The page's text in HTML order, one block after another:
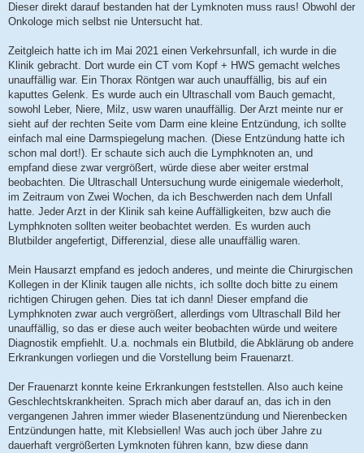
Dieser direkt darauf bestanden hat der Lymknoten muss raus! Obwohl der
Onkologe mich selbst nie Untersucht hat.
Zeitgleich hatte ich im Mai 2021 einen Verkehrsunfall, ich wurde in die
Klinik gebracht. Dort wurde ein CT vom Kopf + HWS gemacht welches
unauffällig war. Ein Thorax Röntgen war auch unauffällig, bis auf ein
kaputtes Gelenk. Es wurde auch ein Ultraschall vom Bauch gemacht,
sowohl Leber, Niere, Milz, usw waren unauffällig. Der Arzt meinte nur er
sieht auf der rechten Seite vom Darm eine kleine Entzündung, ich sollte
einfach mal eine Darmspiegelung machen. (Diese Entzündung hatte ich
schon mal dort!). Er schaute sich auch die Lymphknoten an, und
empfand diese zwar vergrößert, würde diese aber weiter erstmal
beobachten. Die Ultraschall Untersuchung wurde einigemale wiederholt,
im Zeitraum von Zwei Wochen, da ich Beschwerden nach dem Unfall
hatte. Jeder Arzt in der Klinik sah keine Auffälligkeiten, bzw auch die
Lymphknoten sollten weiter beobachtet werden. Es wurden auch
Blutbilder angefertigt, Differenzial, diese alle unauffällig waren.
Mein Hausarzt empfand es jedoch anderes, und meinte die Chirurgischen
Kollegen in der Klinik taugen alle nichts, ich sollte doch bitte zu einem
richtigen Chirugen gehen. Dies tat ich dann! Dieser empfand die
Lymphknoten zwar auch vergrößert, allerdings vom Ultraschall Bild her
unauffällig, so das er diese auch weiter beobachten würde und weitere
Diagnostik empfiehlt. U.a. nochmals ein Blutbild, die Abklärung ob andere
Erkrankungen vorliegen und die Vorstellung beim Frauenarzt.
Der Frauenarzt konnte keine Erkrankungen feststellen. Also auch keine
Geschlechtskrankheiten. Sprach mich aber darauf an, das ich in den
vergangenen Jahren immer wieder Blasenentzündung und Nierenbecken
Entzündungen hatte, mit Klebsiellen! Was auch joch über Jahre zu
dauerhaft vergrößerten Lymknoten führen kann, bzw diese dann